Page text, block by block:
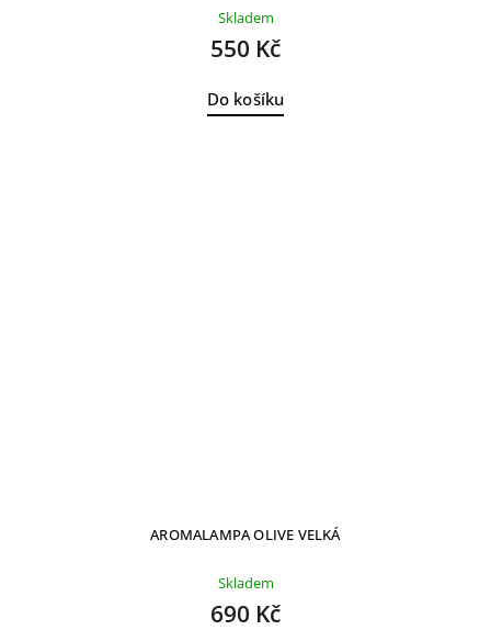
Skladem
550 Kč
Do košíku
AROMALAMPA OLIVE VELKÁ
Skladem
690 Kč